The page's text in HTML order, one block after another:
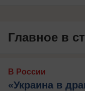
Главное в
В России
«Украина в